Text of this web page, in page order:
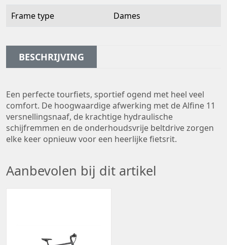
Frame type
Dames
BESCHRIJVING
Een perfecte tourfiets, sportief ogend met heel veel
comfort. De hoogwaardige afwerking met de Alfine 11
versnellingsnaaf, de krachtige hydraulische
schijfremmen en de onderhoudsvrije beltdrive zorgen
elke keer opnieuw voor een heerlijke fietsrit.
Aanbevolen bij dit artikel